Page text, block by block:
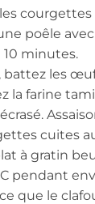
courgettes
poêle
minutes.
battez les
la farine
cuites
à gratin
pendant
que le